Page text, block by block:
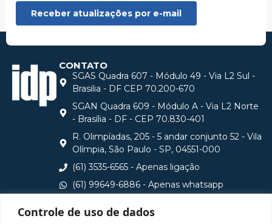
Controle de uso de dados
CONTATO
SGAS Quadra 607 - Módulo 49 - Via L2 Sul -
Brasilia - DF CEP 70.200-670
SGAN Quadra 609 - Módulo A - Via L2 Norte
- Brasília - DF - CEP 70.830-401
R. Olimpíadas, 205 - 5 andar conjunto 52 - Vila
Olímpia, São Paulo - SP, 04551-000
(61) 3535-6565 - Apenas ligação
(61) 99649-6886 - Apenas whatsapp